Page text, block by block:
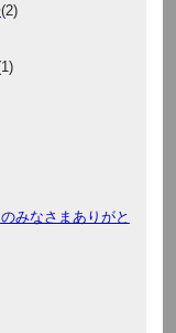
(2)
みなさまありがと